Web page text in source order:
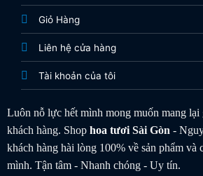
Giỏ Hàng
Liên hệ cửa hàng
Tài khoản của tôi
Luôn nỗ lực hết mình mong muốn mang
khách hàng. Shop hoa tươiSài Gòn-
khách hàng hài lòng 100% về sản phẩm và
mình. Tận tâm - Nhanh chóng - Uy tín.